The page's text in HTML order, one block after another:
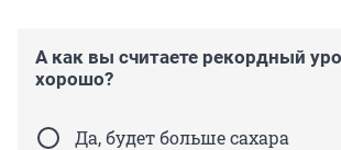
А как вы считаете рекордный
хорошо?
Да, будет больше сахара